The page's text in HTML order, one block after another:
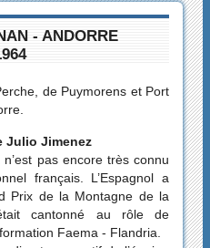
- ANDORRE
de Puymorens et Port
Julio Jimenez
n’est pas encore très connu
français. L’Espagnol a
Prix de la Montagne de la
cantonné au rôle de
Faema - Flandria.